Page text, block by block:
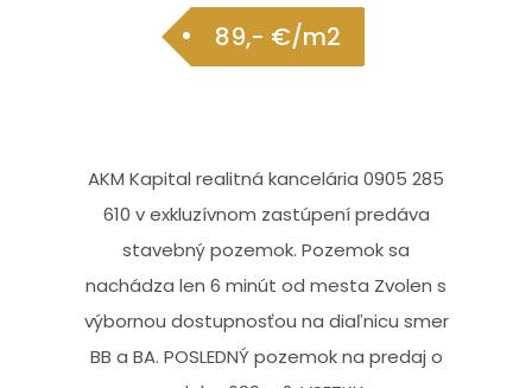
89,- €/m2
AKM Kapital realitná kancelária 0905 285
610 v exkluzívnom zastúpení predáva
stavebný pozemok. Pozemok sa
nachádza len 6 minút od mesta Zvolen s
výbornou dostupnosťou na diaľnicu smer
BB a BA. POSLEDNÝ pozemok na predaj o